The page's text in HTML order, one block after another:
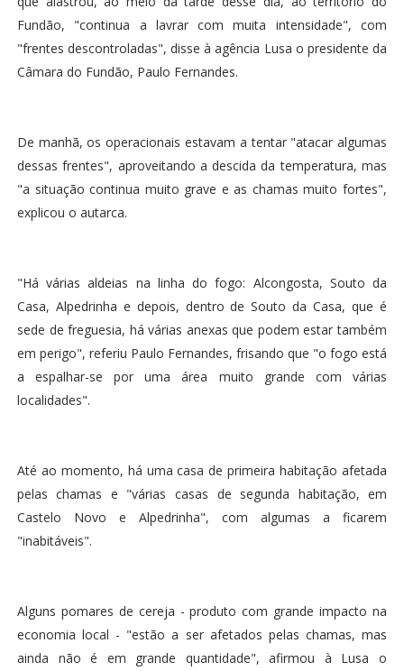
Fundão, "continua a lavrar com muita intensidade", com
"frentes descontroladas", disse à agência Lusa o presidente da
Câmara do Fundão, Paulo Fernandes.
De manhã, os operacionais estavam a tentar "atacar algumas
dessas frentes", aproveitando a descida da temperatura, mas
"a situação continua muito grave e as chamas muito fortes",
explicou o autarca.
"Há várias aldeias na linha do fogo: Alcongosta, Souto da
Casa, Alpedrinha e depois, dentro de Souto da Casa, que é
sede de freguesia, há várias anexas que podem estar também
em perigo", referiu Paulo Fernandes, frisando que "o fogo está
a espalhar-se por uma área muito grande com várias
localidades".
Até ao momento, há uma casa de primeira habitação afetada
pelas chamas e "várias casas de segunda habitação, em
Castelo Novo e Alpedrinha", com algumas a ficarem
"inabitáveis".
Alguns pomares de cereja - produto com grande impacto na
economia local - "estão a ser afetados pelas chamas, mas
ainda não é em grande quantidade", afirmou à Lusa o